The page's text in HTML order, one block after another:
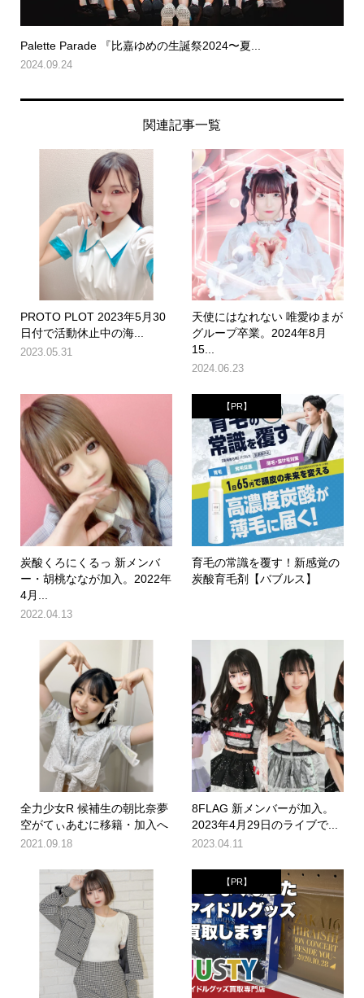
Palette Parade 『比嘉ゆめの生誕祭2024〜夏...
2024.09.24
関連記事一覧
PROTO PLOT 2023年5月30
日付で活動休止中の海...
2023.05.31
天使にはなれない 唯愛ゆまが
グループ卒業。2024年8月
15...
2024.06.23
炭酸くろにくるっ 新メンバ
ー・胡桃ななが加入。2022年
4月...
2022.04.13
【PR】
育毛の常識を覆す！新感覚の
炭酸育毛剤【バブルス】
全力少女R 候補生の朝比奈夢
空がてぃあむに移籍・加入へ
2021.09.18
8FLAG 新メンバーが加入。
2023年4月29日のライブで...
2023.04.11
【PR】